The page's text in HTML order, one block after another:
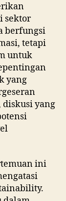
sektor
berfungsi
tetapi
untuk
yang
diskusi yang
ini